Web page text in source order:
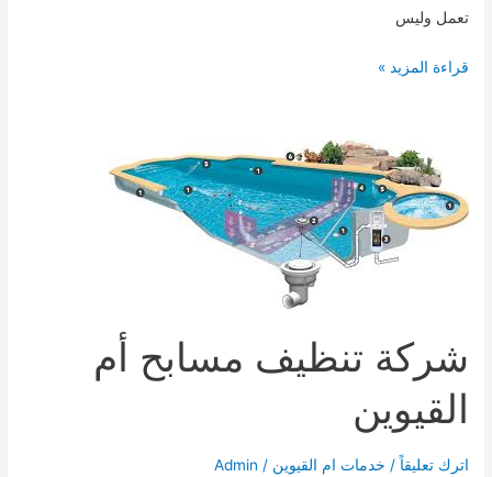
تعمل وليس
شركة
0545902377
قراءة المزيد »
شركة تنظيف مسابح أم
القيوين
اترك تعليقاً / خدمات ام القيوين /
Admin